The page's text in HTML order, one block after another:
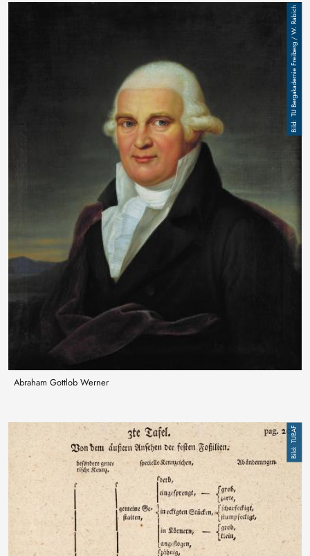
TU Bergakademie Freiberg / W. Rabich
Abraham Gottlob Werner
TUBAF